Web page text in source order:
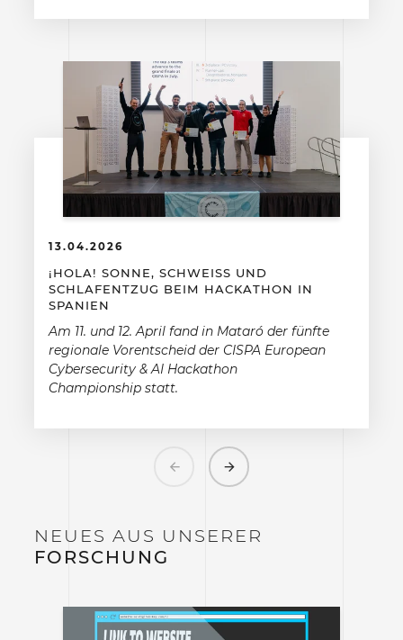
13.04.2026
¡HOLA! SONNE, SCHWEISS UND S
CHLAFENTZUG BEIM HACKATHON IN S
PANIEN
Am 11. und 12. April fand in Mataró der fünfte
regionale Vorentscheid der CISPA European
Cybersecurity & AI Hackathon
Championship statt.
Previous Next
NEUES AUS UNSERER
FORSCHUNG